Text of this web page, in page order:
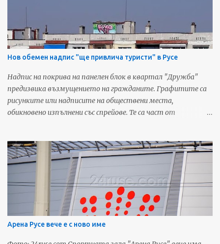
обясняват с циклон, който носи пясък от Сахара.
Източник: TVN За още любопитни новини и предстоящи
събития от Русе, харесайте нашата Фейсбук страница -
Русенските Новини
Нов обемен надпис "ще привлича туристи" в Русе
Надпис на покрива на панелен блок в квартал "Дружба"
предизвика възмущението на гражданите. Графитите са
рисунките или надписите на обществени места,
обикновено изпълнени със спрейове. Те са част от
търпимостта. "Прибираме се днес в къщи и на отсрещния
блок виждам въпросният надпис. Може и да не разбирам, но
едва ли е дума написана на друг език! И този "красив"
графит ще трябва да го гледам всеки ден! А какво ще обясня
на първокласничката ми, когато го прочете....!? Нямам
думи..." - възмущава се Светослав Николов в социалната
мрежа. Трябва да се вземат някакви мерки, защото ако
продължаваме в същия дух, кварталите на Малката Виена
Арена Русе вече е с ново име